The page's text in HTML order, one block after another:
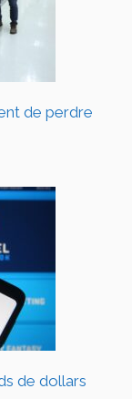
de perdre
de dollars